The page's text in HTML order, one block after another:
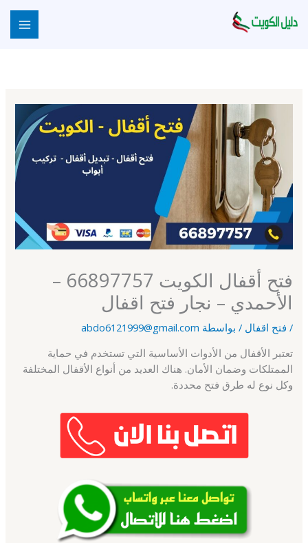
إلى
فتح أقفال الكويت 66897757 –
الأحمدي – نجار فتح اقفال
/ فتح اقفال / بواسطة abdo6121999@gmail.com
تعتبر الأقفال من الأدوات الأساسية التي تستخدم في حماية
الممتلكات وضمان الأمان. هناك العديد من أنواع الأقفال المختلفة
وكل نوع له طرق فتح محددة.